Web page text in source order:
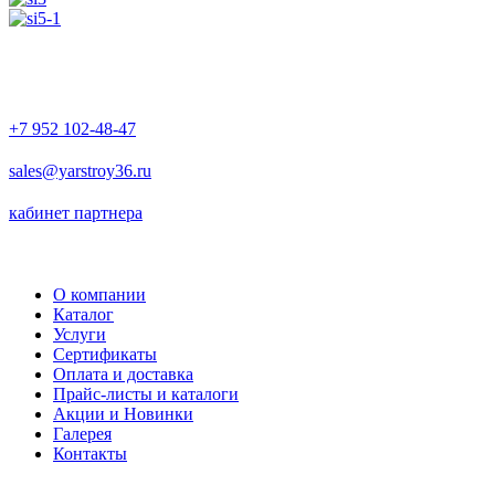
+7 952 102-48-47
sales@yarstroy36.ru
кабинет партнера
О компании
Каталог
Услуги
Сертификаты
Оплата и доставка
Прайс-листы и каталоги
Акции и Новинки
Галерея
Контакты